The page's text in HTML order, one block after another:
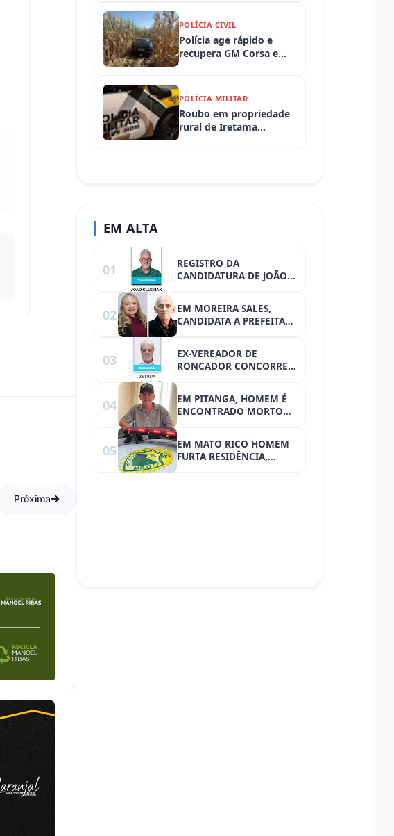
Próxima
POLÍCIA CIVIL
Polícia age rápido e
recupera GM Corsa e
Toyota Hilux levados de
Iretama (PR)
POLÍCIA MILITAR
Roubo em propriedade
rural de Iretama
mobiliza equipes
EM ALTA
01
REGISTRO DA
CANDIDATURA DE JOÃO
02
EM MOREIRA SALES,
CANDIDATA A PREFEITA
TEM MARIDO COM VICE
03
EX-VEREADOR DE
RONCADOR CONCORRE A
LEGISLATIVO DE IRETAMA
04
EM PITANGA, HOMEM É
ENCONTRADO MORTO
COM O CORPO
QUEIMADO PRÓXIMO AO
FOGÃO EM SUA
RESIDÊNCIA
05
EM MATO RICO HOMEM
FURTA RESIDÊNCIA,
GASTA NO COMÉRCIO